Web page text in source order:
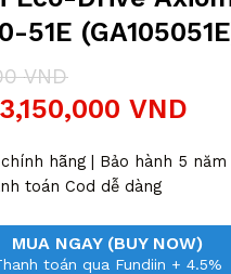
51E
VND
VND.
3,150,000VND
VND.
hãng | Bảo hành 5 năm
toán Cod dễ dàng
MUA NGAY (BUY NOW)
toán qua Fundiin + 4.5%